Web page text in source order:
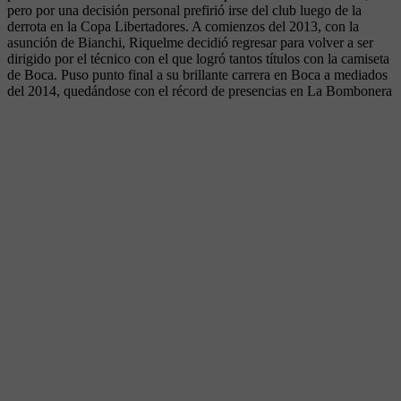
pero por una decisión personal prefirió irse del club luego de la
derrota en la Copa Libertadores. A comienzos del 2013, con la
asunción de Bianchi, Riquelme decidió regresar para volver a ser
dirigido por el técnico con el que logró tantos títulos con la camiseta
de Boca. Puso punto final a su brillante carrera en Boca a mediados
del 2014, quedándose con el récord de presencias en La Bombonera